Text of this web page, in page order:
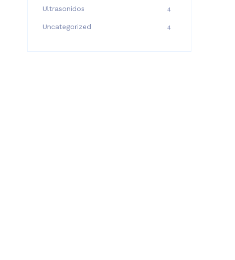
Ultrasonidos 4
Uncategorized 4